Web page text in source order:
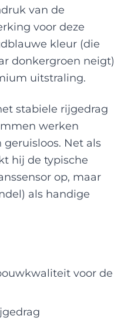
van de
voor deze
kleur (die
donkergroen neigt)
uitstraling.
stabiele rijgedrag
werken
Net als
hij de typische
op, maar
als handige
voor de